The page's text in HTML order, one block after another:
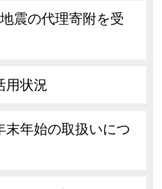
震の代理寄附を受
用状況
末年始の取扱いにつ